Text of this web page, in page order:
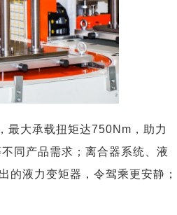
最大承载扭矩达750Nm，助力
同产品需求；离合器系统、液
的液力变矩器，令驾乘更安静；